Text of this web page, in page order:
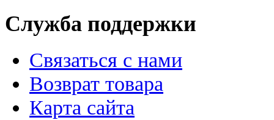
Служба поддержки
Связаться с нами
Возврат товара
Карта сайта